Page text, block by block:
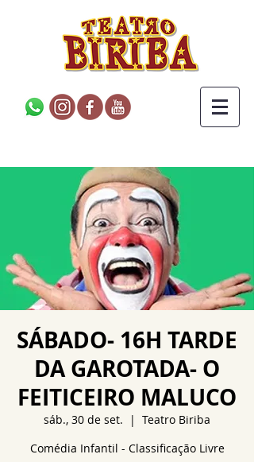
SÁBADO- 16H TARDE
DA GAROTADA- O
FEITICEIRO MALUCO
sáb., 30 de set.
  |
Teatro Biriba
Comédia Infantil - Classificação Livre